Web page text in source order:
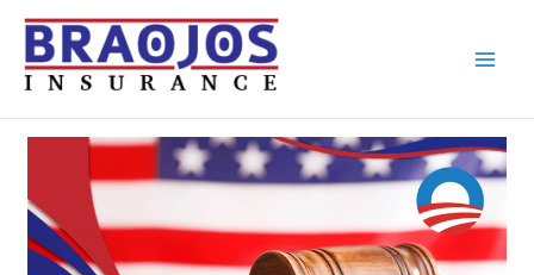
contenido